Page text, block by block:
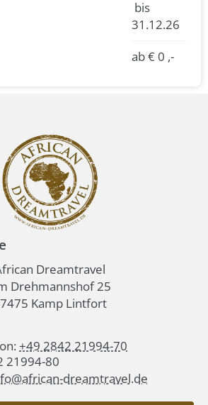
bis
31.12.26
ab € 0 ,-
Dreamtravel
Drehmannshof 25
Kamp Lintfort
+49 2842 21994-70
21994-80
dreamtravel.de